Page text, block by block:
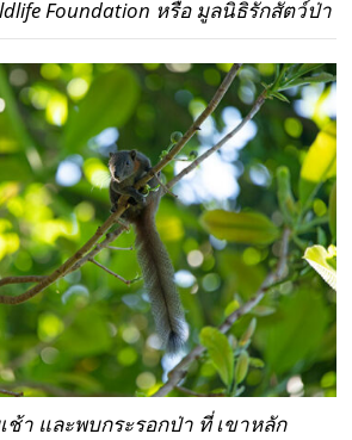
Foundation หรือ มูลนิธิรักสัตว์ป่า
ช้า และพบกระรอกป่า ที่ เขาหลัก